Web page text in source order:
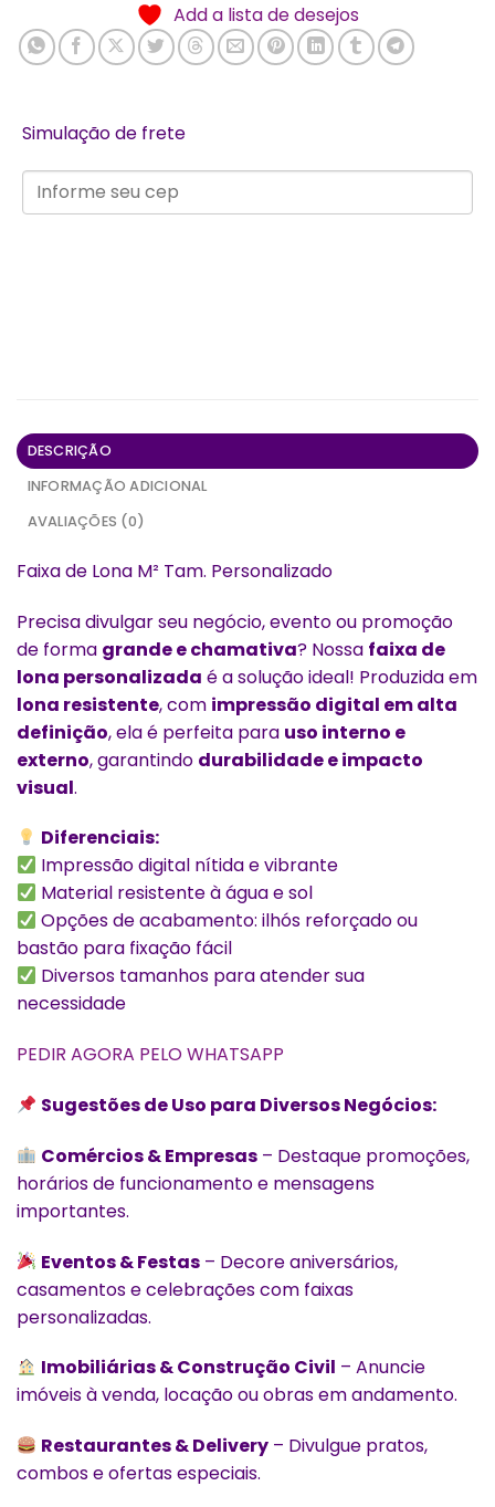
Add a lista de desejos
Simulação de frete
DESCRIÇÃO
INFORMAÇÃO ADICIONAL
AVALIAÇÕES (0)
Faixa de Lona M² Tam. Personalizado
Precisa divulgar seu negócio, evento ou promoção
de forma grande e chamativa? Nossa faixa de
lona personalizada é a solução ideal! Produzida em
lona resistente, com impressão digital em alta
definição, ela é perfeita para uso interno e
externo, garantindo durabilidade e impacto
visual.
Diferenciais:
Impressão digital nítida e vibrante
Material resistente à água e sol
Opções de acabamento: ilhós reforçado ou
bastão para fixação fácil
Diversos tamanhos para atender sua
necessidade
PEDIR AGORA PELO WHATSAPP
Sugestões de Uso para Diversos Negócios:
Comércios & Empresas – Destaque promoções,
horários de funcionamento e mensagens
importantes.
Eventos & Festas – Decore aniversários,
casamentos e celebrações com faixas
personalizadas.
Imobiliárias & Construção Civil – Anuncie
imóveis à venda, locação ou obras em andamento.
Restaurantes & Delivery – Divulgue pratos,
combos e ofertas especiais.